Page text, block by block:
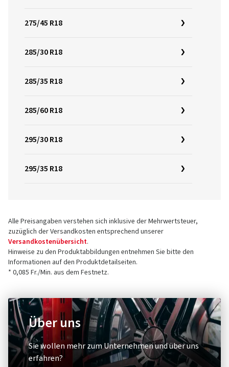
275/45 R18
285/30 R18
285/35 R18
285/60 R18
295/30 R18
295/35 R18
Alle Preisangaben verstehen sich inklusive der Mehrwertsteuer,
zuzüglich der Versandkosten entsprechend unserer
Versandkostenübersicht.
Hinweise zu den Produktabbildungen entnehmen Sie bitte den
Informationen auf den Produktdetailseiten.
* 0,085 Fr./Min. aus dem Festnetz.
Über uns
Sie wollen mehr zum Unternehmen und über uns
erfahren?